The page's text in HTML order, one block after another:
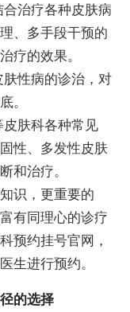
治疗各种皮肤病
、多手段干预的
疗的效果。
性病的诊治，对
。
肤科各种常见
性、多发性皮肤
和治疗。
识，更重要的
有同理心的诊疗
预约挂号官网，
生进行预约。
的选择